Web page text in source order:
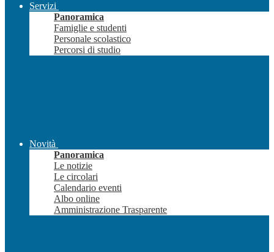
Servizi
Panoramica
Famiglie e studenti
Personale scolastico
Percorsi di studio
Novità
Panoramica
Le notizie
Le circolari
Calendario eventi
Albo online
Amministrazione Trasparente